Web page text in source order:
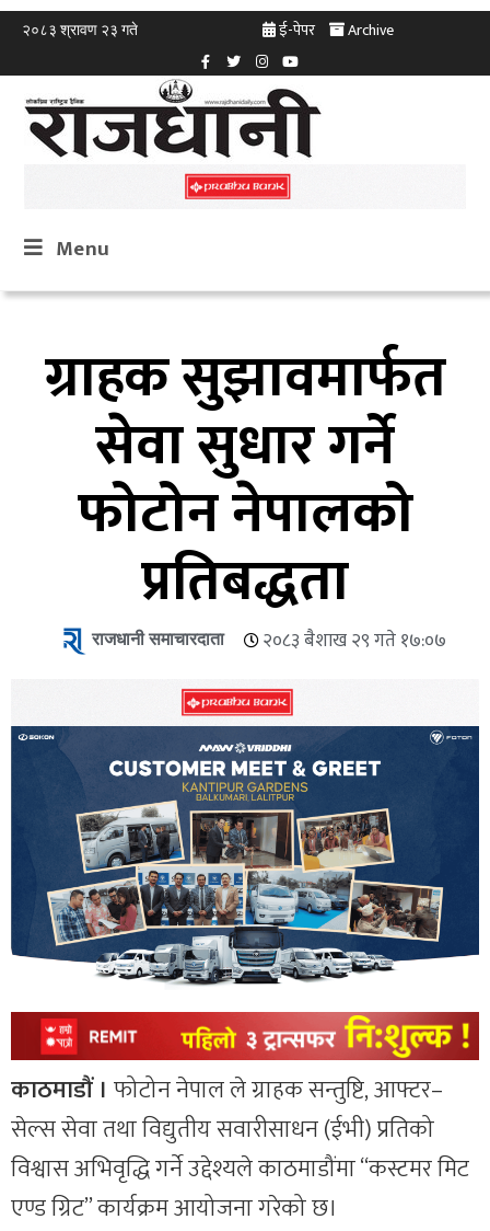
२०८३ श्रावण २३ गते ई-पेपर Archive
Menu
ग्राहक सुझावमार्फत
सेवा सुधार गर्ने
फोटोन नेपालको
प्रतिबद्धता
राजधानी समाचारदाता २०८३ बैशाख २९ गते १७:०७
काठमाडौं । फोटोन नेपाल ले ग्राहक सन्तुष्टि, आफ्टर–
सेल्स सेवा तथा विद्युतीय सवारीसाधन (ईभी) प्रतिको
विश्वास अभिवृद्धि गर्ने उद्देश्यले काठमाडौंमा “कस्टमर मिट
एण्ड ग्रिट” कार्यक्रम आयोजना गरेको छ।